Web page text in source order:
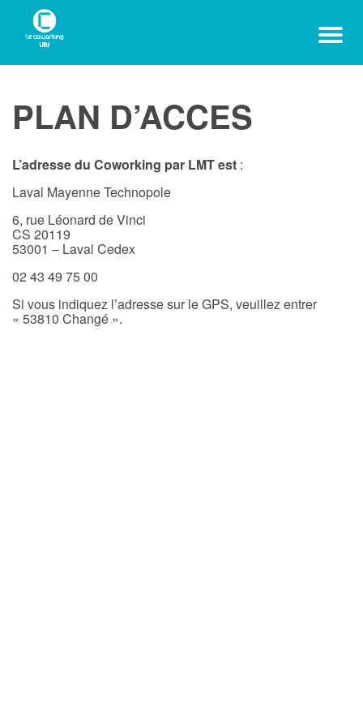
PLAN D’ACCES
L’adresse du Coworking par LMT est :
Laval Mayenne Technopole
6, rue Léonard de Vinci
CS 20119
53001 – Laval Cedex
02 43 49 75 00
Si vous indiquez l’adresse sur le GPS, veuillez entrer
« 53810 Changé ».